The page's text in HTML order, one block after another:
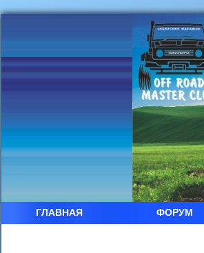
ГЛАВНАЯ ФОРУМ